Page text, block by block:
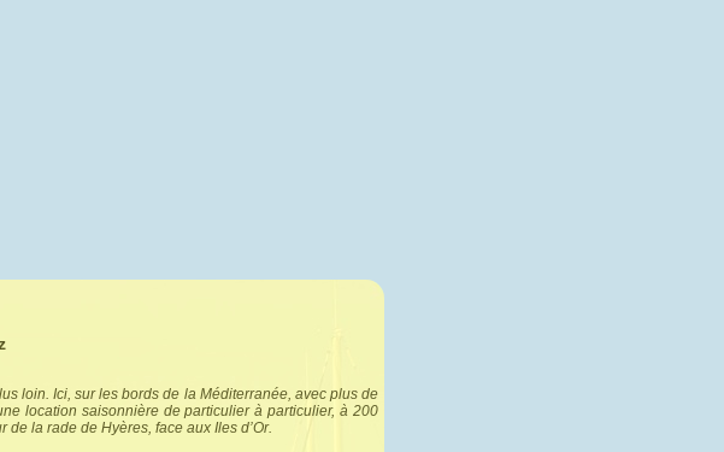
loin. Ici, sur les bords de la Méditerranée, avec plus de
location saisonnière de particulier à particulier, à 200
la rade de Hyères, face aux Iles d’Or.